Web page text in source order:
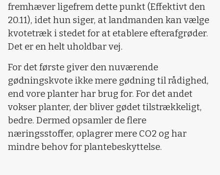
fremhæver ligefrem dette punkt (Effektivt den
20.11), idet hun siger, at landmanden kan vælge
kvotetræk i stedet for at etablere efterafgrøder.
Det er en helt uholdbar vej.
For det første giver den nuværende
gødningskvote ikke mere gødning til rådighed,
end vore planter har brug for. For det andet
vokser planter, der bliver gødet tilstrækkeligt,
bedre. Dermed opsamler de flere
næringsstoffer, oplagrer mere CO2 og har
mindre behov for plantebeskyttelse.